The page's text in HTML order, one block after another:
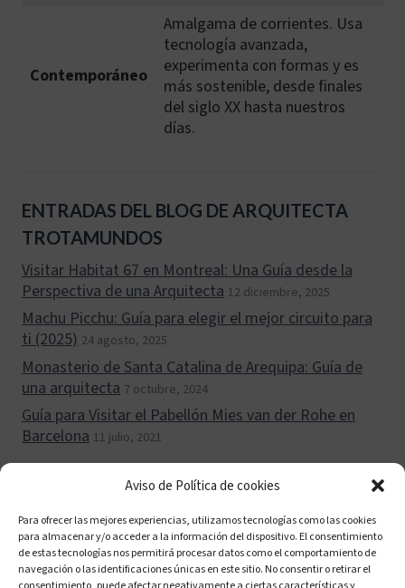
Aviso de Política de cookies
Para ofrecer las mejores experiencias, utilizamos tecnologías como las cookies
para almacenar y/o acceder a la información del dispositivo. El consentimiento
de estas tecnologías nos permitirá procesar datos como el comportamiento de
navegación o las identificaciones únicas en este sitio. No consentir o retirar el
Contemporáneo
Amalgama de corrientes. Usa
tecnología avanzada,
experimenta con formas y es
más sostenible, desde finales
del siglo XX hasta nuestros
días.
ENTRADAS DEL BLOG DE ARQUITECTA
TROTAMUNDOS
Visitar Habitat 67 en Montreal: Una Guía desde la
Perspectiva de una Arquitecta 12 diciembre, 2025
Machu Picchu: Guía para elegir el mejor circuito para
ti (2025) 24 agosto, 2025
Monasterio de Santa Catalina de Arequipa: Guía de
una arquitecta 7 octubre, 2024
Guía para Visitar el Pabellón Mies van der Rohe en
Barcelona 11 julio, 2021
Política de cookies (UE)
Políticas de privacidad
Aviso legal